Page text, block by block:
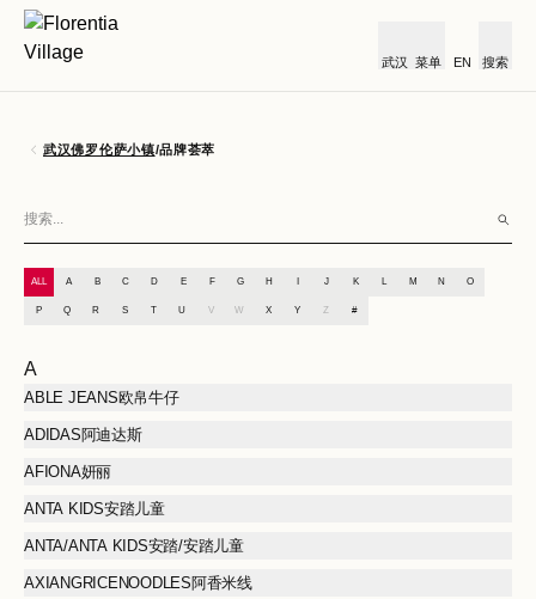
武汉 菜单 EN 搜索
武汉佛罗伦萨小镇/品牌荟萃
ALL A B C D E F G H J K L M N O
P Q R S T U V W X Y Z #
A
ABLE JEANS欧帛牛仔
ADIDAS阿迪达斯
AFIONA妍丽
ANTA KIDS安踏儿童
ANTA/ANTA KIDS安踏/安踏儿童
AXIANGRICENOODLES阿香米线